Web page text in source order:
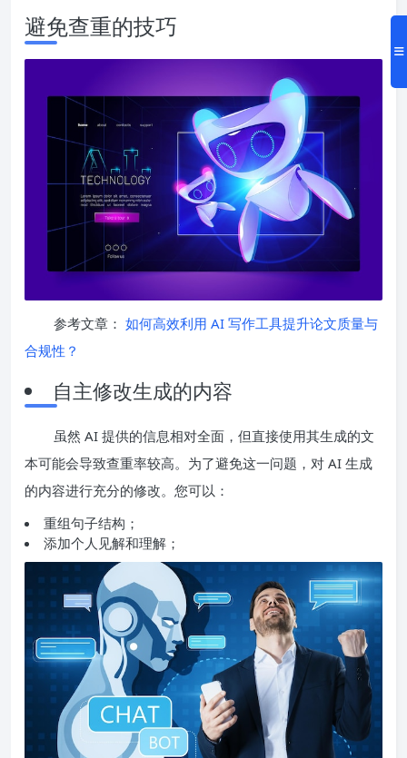
避免查重的技巧
参考文章： 如何高效利用 AI 写作工具提升论文质量与
合规性？
自主修改生成的内容
虽然 AI 提供的信息相对全面，但直接使用其生成的文
本可能会导致查重率较高。为了避免这一问题，对 AI 生成
的内容进行充分的修改。您可以：
重组句子结构；
添加个人见解和理解；